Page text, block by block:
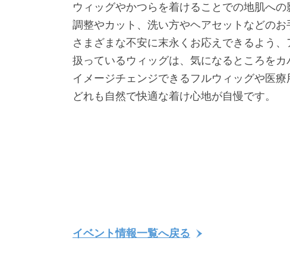
ウィッグやかつらを着けることでの地肌へ
調整やカット、洗い方やヘアセットなどのお
さまざまな不安に末永くお応えできるよう
扱っているウィッグは、気になるところを
イメージチェンジできるフルウィッグや医療
どれも自然で快適な着け心地が自慢です。
イベント情報一覧へ戻る